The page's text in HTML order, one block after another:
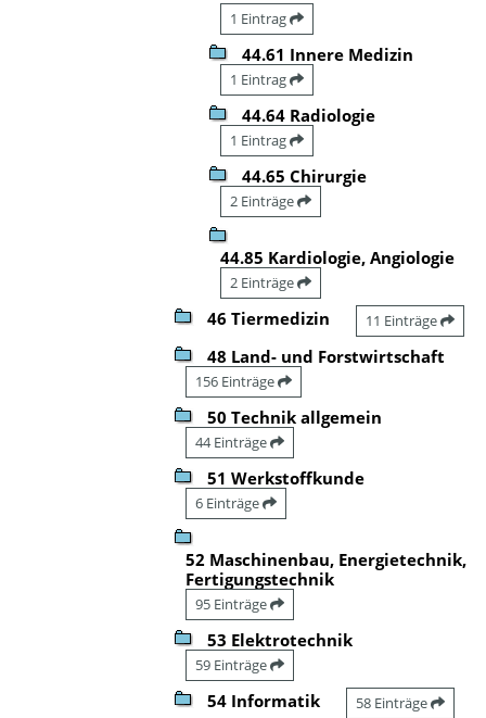
1 Eintrag
44.61 Innere Medizin
1 Eintrag
44.64 Radiologie
1 Eintrag
44.65 Chirurgie
2 Einträge
44.85 Kardiologie, Angiologie
2 Einträge
46 Tiermedizin 11 Einträge
48 Land- und Forstwirtschaft
156 Einträge
50 Technik allgemein
44 Einträge
51 Werkstoffkunde
6 Einträge
52 Maschinenbau, Energietechnik,
Fertigungstechnik
95 Einträge
53 Elektrotechnik
59 Einträge
54 Informatik 58 Einträge